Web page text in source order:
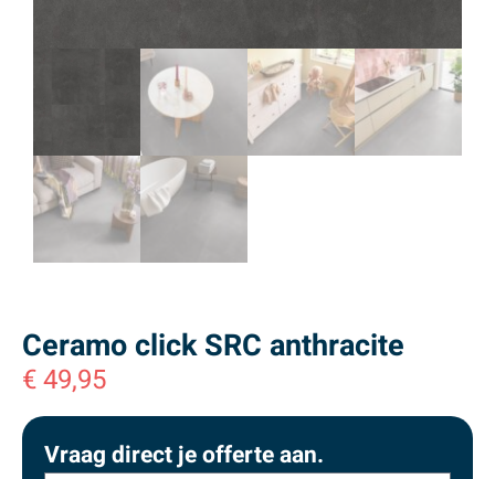
Ceramo click SRC anthracite
€49,95
Vraag direct je offerte aan.